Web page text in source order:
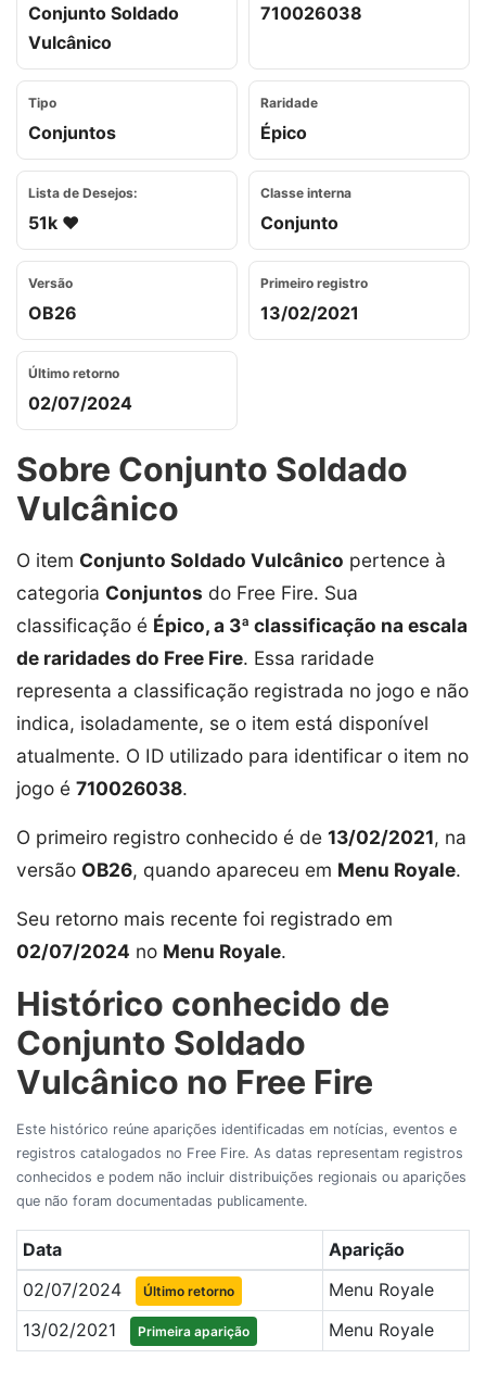
Conjunto Soldado
Vulcânico
710026038
Tipo
Conjuntos
Raridade
Épico
Lista de Desejos:
51k ❤️
Classe interna
Conjunto
Versão
OB26
Primeiro registro
13/02/2021
Último retorno
02/07/2024
Sobre Conjunto Soldado
Vulcânico
O item Conjunto Soldado Vulcânico pertence à
categoria Conjuntos do Free Fire. Sua
classificação é Épico, a 3ª classificação na escala
de raridades do Free Fire. Essa raridade
representa a classificação registrada no jogo e não
indica, isoladamente, se o item está disponível
atualmente. O ID utilizado para identificar o item no
jogo é 710026038.
O primeiro registro conhecido é de 13/02/2021, na
versão OB26, quando apareceu em Menu Royale.
Seu retorno mais recente foi registrado em
02/07/2024 no Menu Royale.
Histórico conhecido de
Conjunto Soldado
Vulcânico no Free Fire
Este histórico reúne aparições identificadas em notícias, eventos e
registros catalogados no Free Fire. As datas representam registros
conhecidos e podem não incluir distribuições regionais ou aparições
que não foram documentadas publicamente.
Data
Aparição
02/07/2024
Último retorno
Menu Royale
13/02/2021
Primeira aparição Menu Royale